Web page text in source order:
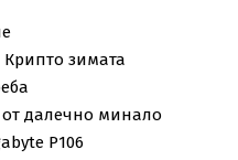
зимата
далечно минало
P106